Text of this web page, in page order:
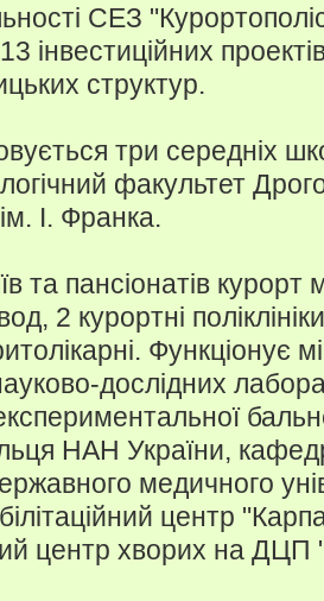
СЕЗ
інвестиційних
структур.
три середніх
факультет
І. Франка.
та пансіонатів
2 курортні
Функціонує
дослідних
НАН України,
медичного
центр
центр хворих на ДЦП